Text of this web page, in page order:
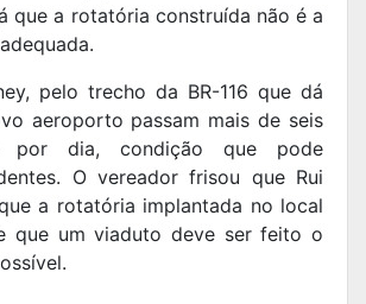
que a rotatória construída não é a
pelo trecho da BR-116 que dá
aeroporto passam mais de seis
por dia, condição que pode
O vereador frisou que Rui
a rotatória implantada no local
que um viaduto deve ser feito o